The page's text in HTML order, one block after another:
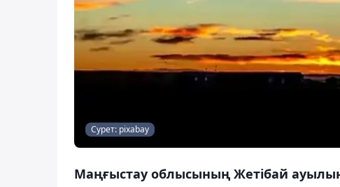
Сурет: pixabay
Маңғыстау облысының Жетібай